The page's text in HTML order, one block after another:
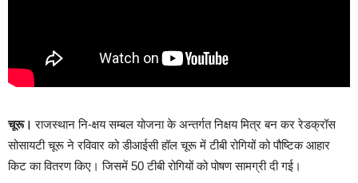
चूरू। राजस्थान नि-क्षय सम्बल योजना के अन्तर्गत निक्षय मित्र बन कर रेडक्रॉस
सोसायटी चूरू ने रविवार को डीआईसी हॉल चूरू में टीबी रोगियों को पौष्टिक आहार
किट का वितरण किए। जिसमें 50 टीबी रोगियों को पोषण सामग्री दी गई।